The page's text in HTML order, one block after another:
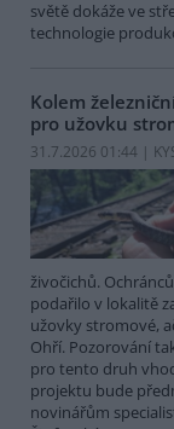
světě dokáže ve
technologie
Kolem
pro užovku
31.7.2026 01:44 |
živočichů.
podařilo v lokalitě
užovky stromové,
Ohří. Pozorování
pro tento druh
projektu bude
novinářům